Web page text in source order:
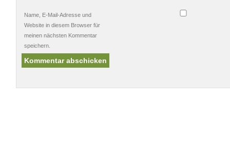
Name, E-Mail-Adresse und
Website in diesem Browser für
meinen nächsten Kommentar
speichern.